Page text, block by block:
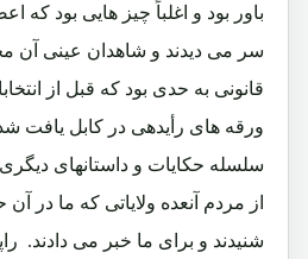
باور بود و اغلباً چیز هایی بود که
سر می دیدند و شاهدان عینی
قانونی به حدی بود که قبل از
ورقه های رأیدهی در کابل یافت
سلسله حکایات و داستانهای دیگری
از مردم آنعده ولایاتی که ما در
شنیدند و برای ما خبر می دادند.